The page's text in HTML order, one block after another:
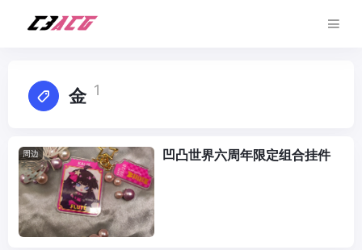
金 1
周边 凹凸世界六周年限定组合挂件